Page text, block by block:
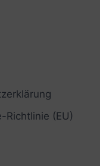
Richtlinie (EU)